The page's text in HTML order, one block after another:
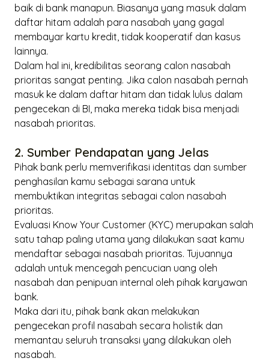
baik di bank manapun. Biasanya yang masuk dalam
daftar hitam adalah para nasabah yang gagal
membayar kartu kredit, tidak kooperatif dan kasus
lainnya.
Dalam hal ini, kredibilitas seorang calon nasabah
prioritas sangat penting. Jika calon nasabah pernah
masuk ke dalam daftar hitam dan tidak lulus dalam
pengecekan di BI, maka mereka tidak bisa menjadi
nasabah prioritas.
2. Sumber Pendapatan yang Jelas
Pihak bank perlu memverifikasi identitas dan sumber
penghasilan kamu sebagai sarana untuk
membuktikan integritas sebagai calon nasabah
prioritas.
Evaluasi Know Your Customer (KYC) merupakan salah
satu tahap paling utama yang dilakukan saat kamu
mendaftar sebagai nasabah prioritas. Tujuannya
adalah untuk mencegah pencucian uang oleh
nasabah dan penipuan internal oleh pihak karyawan
bank.
Maka dari itu, pihak bank akan melakukan
pengecekan profil nasabah secara holistik dan
memantau seluruh transaksi yang dilakukan oleh
nasabah.